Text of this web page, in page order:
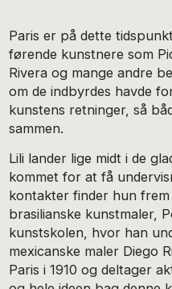
Paris er på dette
førende kunstnere som
Rivera og mange andre
om de indbyrdes havde
kunstens retninger, så
sammen.
Lili lander lige midt i de
kommet for at få
kontakter finder hun
brasilianske kunstmaler,
kunstskolen, hvor han
mexicanske maler Diego
Paris i 1910 og deltager